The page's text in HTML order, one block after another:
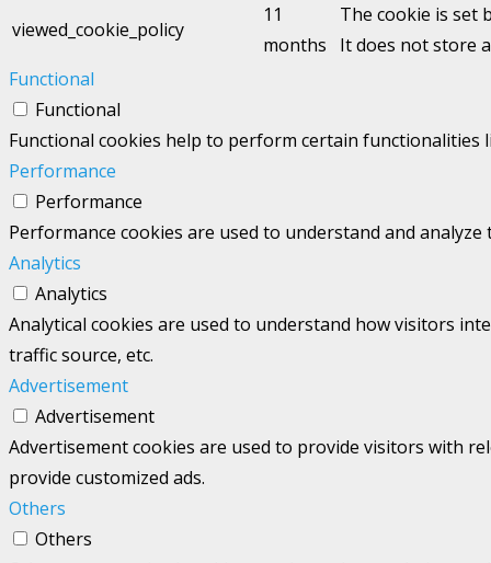
viewed_cookie_policy
11
months
The cookie is set
It does not store
Functional
Functional
Functional cookies help to perform certain
Performance
Performance
Performance cookies are used to understand and
Analytics
Analytics
Analytical cookies are used to understand how visitors
traffic source, etc.
Advertisement
Advertisement
Advertisement cookies are used to provide visitors with
provide customized ads.
Others
Others